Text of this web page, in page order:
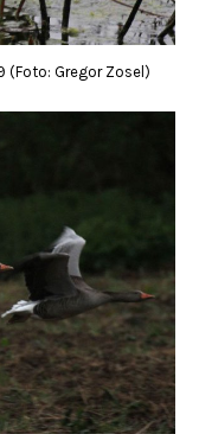
(Foto: Gregor Zosel)